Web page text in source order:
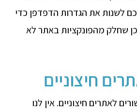
לשנות את הגדרות הדפדפן כדי
שחלק מהפונקציות באתר לא
חיצוניים
לאתרים חיצוניים. אין לנו